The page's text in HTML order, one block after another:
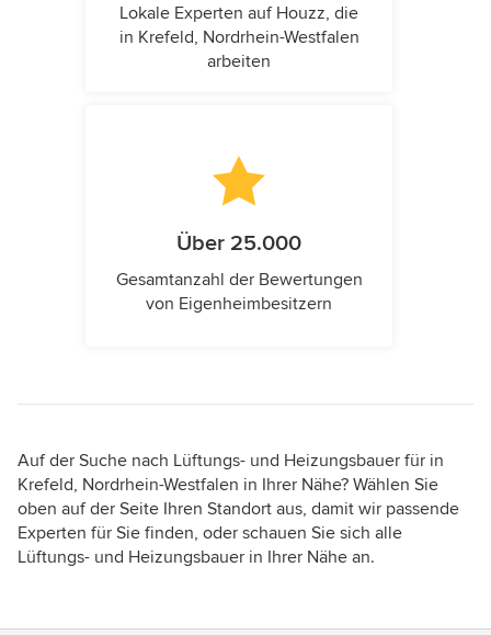
Lokale Experten auf Houzz, die
in Krefeld, Nordrhein-Westfalen
arbeiten
Über 25.000
Gesamtanzahl der Bewertungen
von Eigenheimbesitzern
Auf der Suche nach Lüftungs- und Heizungsbauer für in
Krefeld, Nordrhein-Westfalen in Ihrer Nähe? Wählen Sie
oben auf der Seite Ihren Standort aus, damit wir passende
Experten für Sie finden, oder schauen Sie sich alle
Lüftungs- und Heizungsbauer in Ihrer Nähe an.